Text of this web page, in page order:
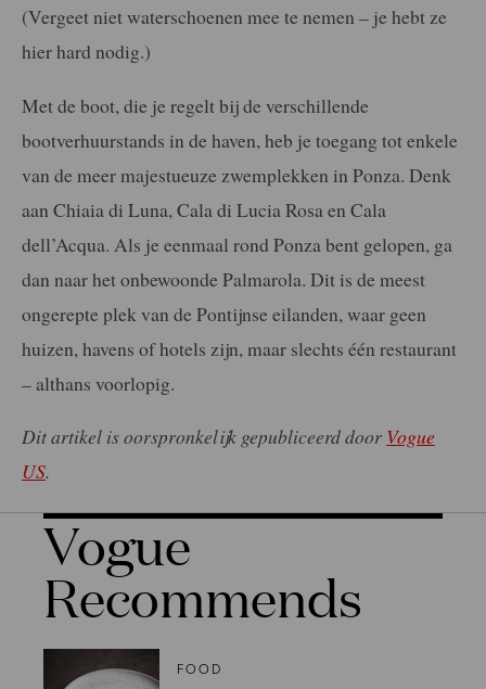
(Vergeet niet waterschoenen mee te nemen – je hebt ze
hier hard nodig.)
Met de boot, die je regelt bij de verschillende
bootverhuurstands in de haven, heb je toegang tot enkele
van de meer majestueuze zwemplekken in Ponza. Denk
aan Chiaia di Luna, Cala di Lucia Rosa en Cala
dell’Acqua. Als je eenmaal rond Ponza bent gelopen, ga
dan naar het onbewoonde Palmarola. Dit is de meest
ongerepte plek van de Pontijnse eilanden, waar geen
huizen, havens of hotels zijn, maar slechts één restaurant
– althans voorlopig.
Dit artikel is oorspronkelijk gepubliceerd door Vogue
US.
Vogue
Recommends
FOOD